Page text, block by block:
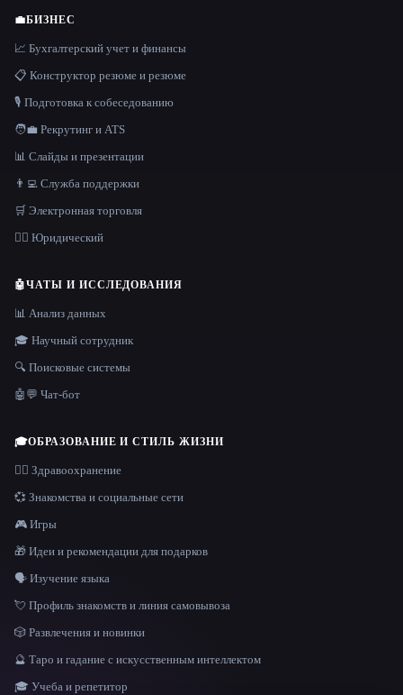
💼БИЗНЕС
📈 Бухгалтерский учет и финансы
📋 Конструктор резюме и резюме
🎙️ Подготовка к собеседованию
🧑‍💼 Рекрутинг и ATS
📊 Слайды и презентации
👨‍💻 Служба поддержки
🛒 Электронная торговля
👩‍⚖️ Юридический
🤖ЧАТЫ И ИССЛЕДОВАНИЯ
📊 Анализ данных
🎓 Научный сотрудник
🔍 Поисковые системы
🤖💬 Чат-бот
🎓ОБРАЗОВАНИЕ И СТИЛЬ ЖИЗНИ
👩‍⚕️ Здравоохранение
💞 Знакомства и социальные сети
🎮 Игры
🎁 Идеи и рекомендации для подарков
🗣️ Изучение языка
💘 Профиль знакомств и линия самовывоза
🎲 Развлечения и новинки
🔮 Таро и гадание с искусственным интеллектом
🎓 Учеба и репетитор